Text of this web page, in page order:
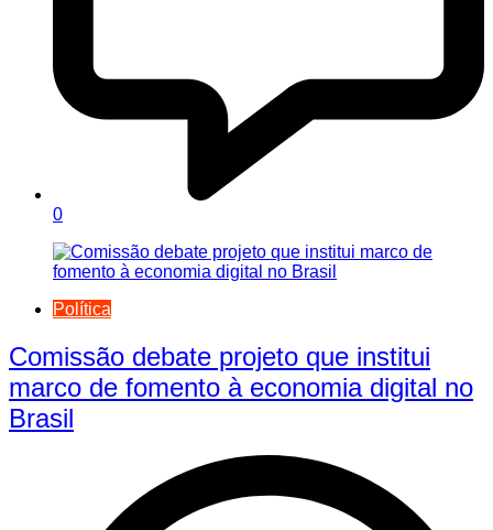
0
Política
Comissão debate projeto que institui
marco de fomento à economia digital no
Brasil